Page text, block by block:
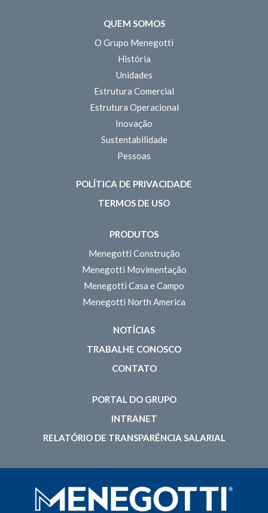
QUEM SOMOS
O Grupo Menegotti
História
Unidades
Estrutura Comercial
Estrutura Operacional
Inovação
Sustentabilidade
Pessoas
POLÍTICA DE PRIVACIDADE
TERMOS DE USO
PRODUTOS
Menegotti Construção
Menegotti Movimentação
Menegotti Casa e Campo
Menegotti North America
NOTÍCIAS
TRABALHE CONOSCO
CONTATO
PORTAL DO GRUPO
INTRANET
RELATÓRIO DE TRANSPARÊNCIA SALARIAL